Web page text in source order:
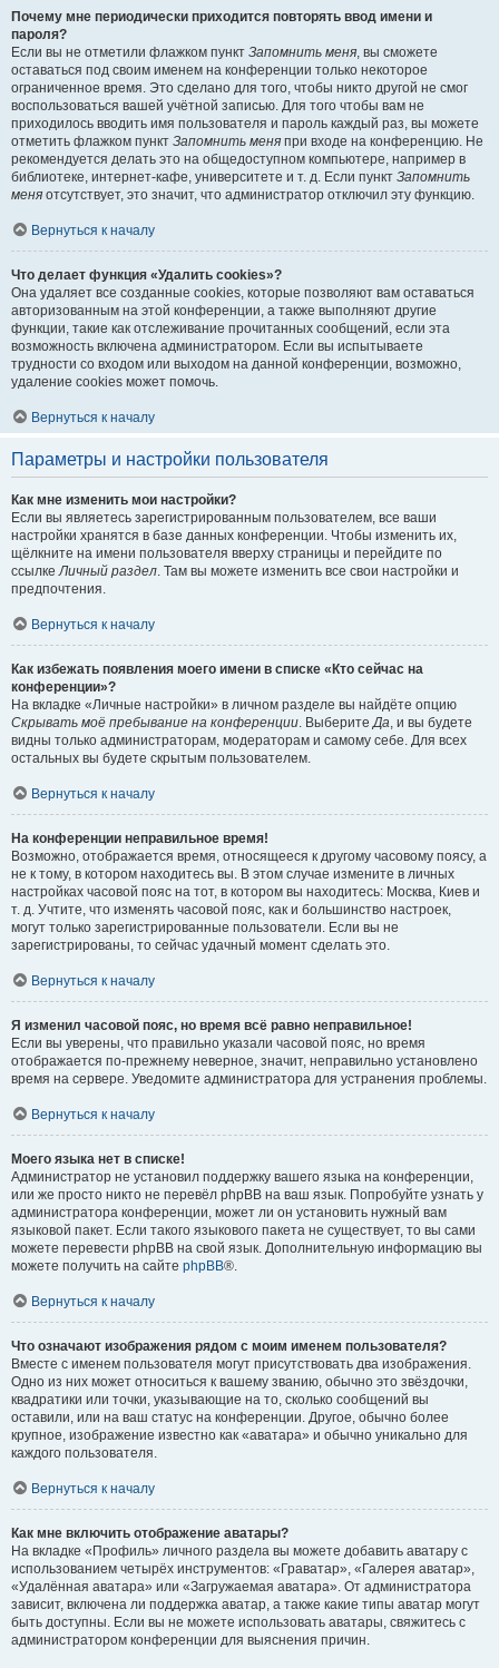
Почему мне периодически приходится повторять ввод имени и
пароля?
Если вы не отметили флажком пункт Запомнить меня, вы сможете
оставаться под своим именем на конференции только некоторое
ограниченное время. Это сделано для того, чтобы никто другой не смог
воспользоваться вашей учётной записью. Для того чтобы вам не
приходилось вводить имя пользователя и пароль каждый раз, вы можете
отметить флажком пункт Запомнить меня при входе на конференцию. Не
рекомендуется делать это на общедоступном компьютере, например в
библиотеке, интернет-кафе, университете и т. д. Если пункт Запомнить
меня отсутствует, это значит, что администратор отключил эту функцию.
Вернуться к началу
Что делает функция «Удалить cookies»?
Она удаляет все созданные cookies, которые позволяют вам оставаться
авторизованным на этой конференции, а также выполняют другие
функции, такие как отслеживание прочитанных сообщений, если эта
возможность включена администратором. Если вы испытываете
трудности со входом или выходом на данной конференции, возможно,
удаление cookies может помочь.
Вернуться к началу
Параметры и настройки пользователя
Как мне изменить мои настройки?
Если вы являетесь зарегистрированным пользователем, все ваши
настройки хранятся в базе данных конференции. Чтобы изменить их,
щёлкните на имени пользователя вверху страницы и перейдите по
ссылкеЛичный раздел. Там вы можете изменить все свои настройки и
предпочтения.
Вернуться к началу
Как избежать появления моего имени в списке «Кто сейчас на
конференции»?
На вкладке «Личные настройки» в личном разделе вы найдёте опцию
Скрывать моё пребывание на конференции. ВыберитеДа, и вы будете
видны только администраторам, модераторам и самому себе. Для всех
остальных вы будете скрытым пользователем.
Вернуться к началу
На конференции неправильное время!
Возможно, отображается время, относящееся к другому часовому поясу, а
не к тому, в котором находитесь вы. В этом случае измените в личных
настройках часовой пояс на тот, в котором вы находитесь: Москва, Киев и
т. д. Учтите, что изменять часовой пояс, как и большинство настроек,
могут только зарегистрированные пользователи. Если вы не
зарегистрированы, то сейчас удачный момент сделать это.
Вернуться к началу
Я изменил часовой пояс, но время всё равно неправильное!
Если вы уверены, что правильно указали часовой пояс, но время
отображается по-прежнему неверное, значит, неправильно установлено
время на сервере. Уведомите администратора для устранения проблемы.
Вернуться к началу
Моего языка нет в списке!
Администратор не установил поддержку вашего языка на конференции,
или же просто никто не перевёл phpBB на ваш язык. Попробуйте узнать у
администратора конференции, может ли он установить нужный вам
языковой пакет. Если такого языкового пакета не существует, то вы сами
можете перевести phpBB на свой язык. Дополнительную информацию вы
можете получить на сайте phpBB®.
Вернуться к началу
Что означают изображения рядом с моим именем пользователя?
Вместе с именем пользователя могут присутствовать два изображения.
Одно из них может относиться к вашему званию, обычно это звёздочки,
квадратики или точки, указывающие на то, сколько сообщений вы
оставили, или на ваш статус на конференции. Другое, обычно более
крупное, изображение известно как «аватара» и обычно уникально для
каждого пользователя.
Вернуться к началу
Как мне включить отображение аватары?
На вкладке «Профиль» личного раздела вы можете добавить аватару с
использованием четырёх инструментов: «Граватар», «Галерея аватар»,
«Удалённая аватара» или «Загружаемая аватара». От администратора
зависит, включена ли поддержка аватар, а также какие типы аватар могут
быть доступны. Если вы не можете использовать аватары, свяжитесь с
администратором конференции для выяснения причин.